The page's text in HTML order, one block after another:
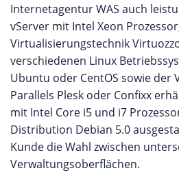
Internetagentur WAS auch
vServer mit Intel Xeon
Virtualisierungstechnik
verschiedenen Linux
Ubuntu oder CentOS sowie der
Parallels Plesk oder Confixx
mit Intel Core i5 und i7
Distribution Debian 5.0
Kunde die Wahl zwischen
Verwaltungsoberflächen.